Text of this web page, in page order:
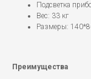
Подсветка
Вес: 33 кг
Размеры:
Преимущества